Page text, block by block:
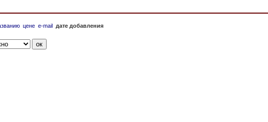
цене e-mail дате добавления